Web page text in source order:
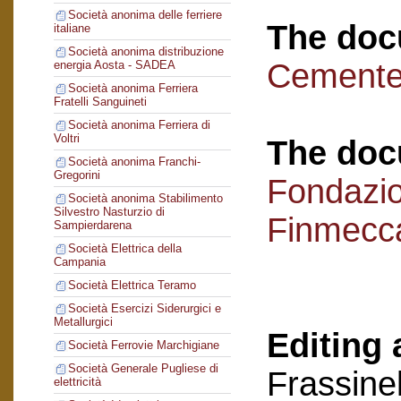
Società anonima delle ferriere
italiane
Società anonima distribuzione
energia Aosta - SADEA
Società anonima Ferriera
Fratelli Sanguineti
Società anonima Ferriera di
Voltri
Società anonima Franchi-
Gregorini
Società anonima Stabilimento
Silvestro Nasturzio di
Sampierdarena
Società Elettrica della
Campania
Società Elettrica Teramo
Società Esercizi Siderurgici e
Metallurgici
Società Ferrovie Marchigiane
Società Generale Pugliese di
elettricità
The
The
Editing